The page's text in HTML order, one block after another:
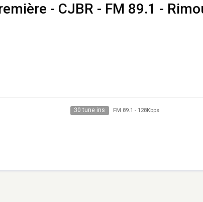
- CJBR - FM 89.1 -
30 tune ins FM 89.1 - 128Kbps